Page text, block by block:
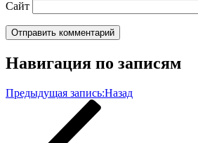
Сайт
Навигация по записям
Предыдущая запись:Назад